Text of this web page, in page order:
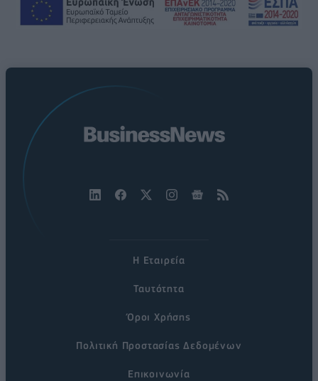
Η Εταιρεία
Ταυτότητα
Όροι Χρήσης
Πολιτική Προστασίας Δεδομένων
Επικοινωνία